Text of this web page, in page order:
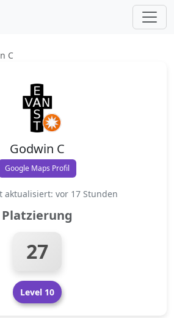
C
Godwin C
Google Maps Profil
aktualisiert: vor 17 Stunden
Platzierung
27
Level 10